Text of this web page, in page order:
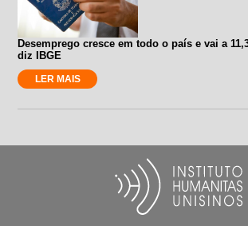
Desemprego cresce em todo o país e vai a
diz IBGE
LER MAIS